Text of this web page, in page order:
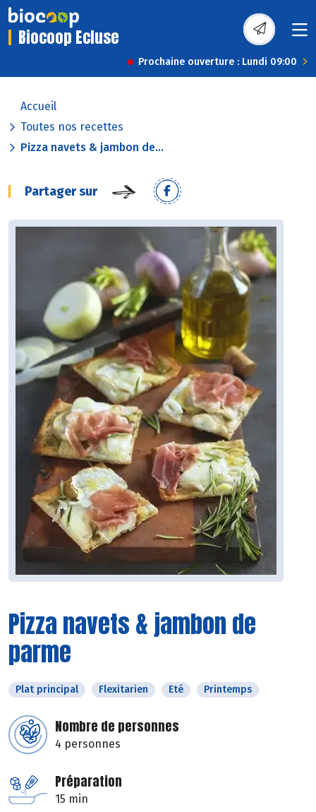
Biocoop Ecluse
Prochaine ouverture : Lundi 09:00
Accueil
Toutes nos recettes
Pizza navets & jambon de...
Partager sur
Pizza navets & jambon de
parme
Plat principal Flexitarien Eté Printemps
Nombre de personnes
4 personnes
Préparation
15 min